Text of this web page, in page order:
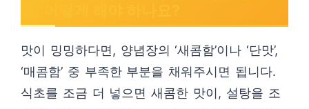
맛이 밍밍하다면, 양념장의 ‘새콤함’이나 ‘단맛’,
‘매콤함’ 중 부족한 부분을 채워주시면 됩니다.
식초를 조금 더 넣으면 새콤한 맛이, 설탕을 조